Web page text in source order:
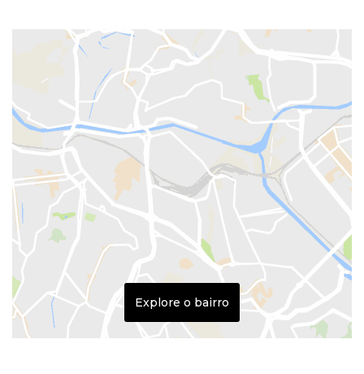
Explore o bairro